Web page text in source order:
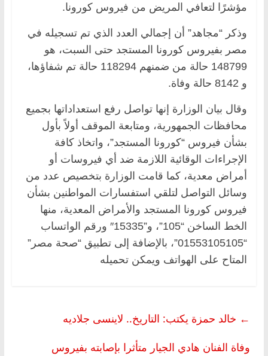
مؤشرًا لتعافي المريض من فيروس كورونا.
وذكر “مجاهد” أن إجمالي العدد الذي تم تسجيله في
مصر بفيروس كورونا المستجد حتى السبت، هو
148799 حالة من ضمنهم 118294 حالة تم شفاؤها،
و 8142 حالة وفاة.
وقال بيان الوزارة إنها تواصل رفع استعداداتها بجميع
محافظات الجمهورية، ومتابعة الموقف أولاً بأول
بشأن فيروس “كورونا المستجد”، واتخاذ كافة
الإجراءات الوقائية اللازمة ضد أي فيروسات أو
أمراض معدية، كما قامت الوزارة بتخصيص عدد من
وسائل التواصل لتلقي استفسارات المواطنين بشأن
فيروس كورونا المستجد والأمراض المعدية، منها
الخط الساخن “105”، و”15335″ ورقم الواتساب
“01553105105”، بالإضافة إلى تطبيق “صحة مصر”
المتاح على الهواتف ويمكن تحميله
← خالد حمزة يكتب: التاريخ.. لاينسى جلاديه
وفاة الفنان هادي الجيار متأثرا بإصابته بفيروس